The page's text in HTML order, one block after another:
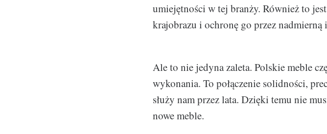
umiejętności w tej branży. Również to
krajobrazu i ochronę go przez nadmierną
Ale to nie jedyna zaleta. Polskie meble
wykonania. To połączenie solidności,
służy nam przez lata. Dzięki temu nie
nowe meble.